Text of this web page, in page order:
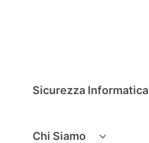
Sicurezza Informatica
Chi Siamo